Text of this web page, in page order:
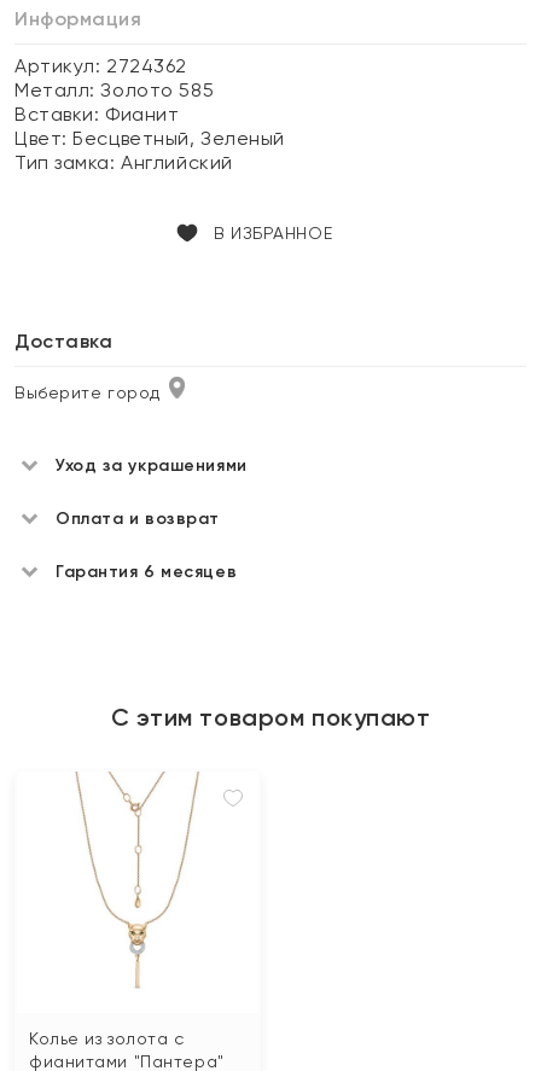
Информация
Артикул: 2724362
Металл:Золото 585
Вставки: Фианит
Цвет:Бесцветный, Зеленый
Тип замка:Английский
В ИЗБРАННОЕ
Доставка
Выберите город
Уход за украшениями
Оплата и возврат
Гарантия 6 месяцев
С этим товаром покупают
Колье из золота с
фианитами "Пантера"